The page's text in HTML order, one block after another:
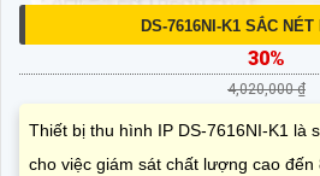
DS-7616NI-K1 SẮC NÉT
30%
4,020,000 ₫
Thiết bị thu hình IP DS-7616NI-K1 là
cho việc giám sát chất lượng cao